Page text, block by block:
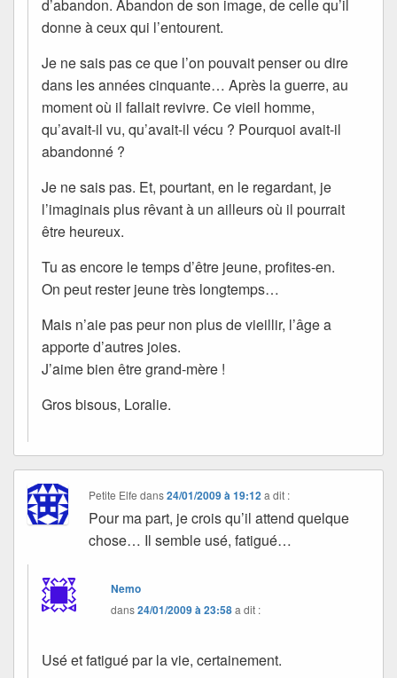
d’abandon. Abandon de son image, de celle qu’il
donne à ceux qui l’entourent.
Je ne sais pas ce que l’on pouvait penser ou dire
dans les années cinquante… Après la guerre, au
moment où il fallait revivre. Ce vieil homme,
qu’avait-il vu, qu’avait-il vécu ? Pourquoi avait-il
abandonné ?
Je ne sais pas. Et, pourtant, en le regardant, je
l’imaginais plus rêvant à un ailleurs où il pourrait
être heureux.
Tu as encore le temps d’être jeune, profites-en.
On peut rester jeune très longtemps…
Mais n’aie pas peur non plus de vieillir, l’âge a
apporte d’autres joies.
J’aime bien être grand-mère !
Gros bisous, Loralie.
Petite Elfe dans24/01/2009 à 19:12 a dit :
Pour ma part, je crois qu’il attend quelque
chose… Il semble usé, fatigué…
Nemo
dans24/01/2009 à 23:58a dit :
Usé et fatigué par la vie, certainement.